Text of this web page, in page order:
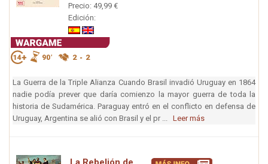
Precio: 49,99 €
Edición:
La Guerra de la Triple Alianza Cuando Brasil invadió Uruguay en 1864
nadie podía prever que daría comienzo la mayor guerra de toda la
historia de Sudamérica. Paraguay entró en el conflicto en defensa de
Uruguay, Argentina se alió con Brasil y el pr ... Leer más